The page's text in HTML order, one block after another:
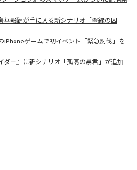
華報酬が手に入る新シナリオ「翠緑の囚
iPhoneゲームで初イベント「緊急討伐」を
ダー』に新シナリオ「孤高の暴君」が追加